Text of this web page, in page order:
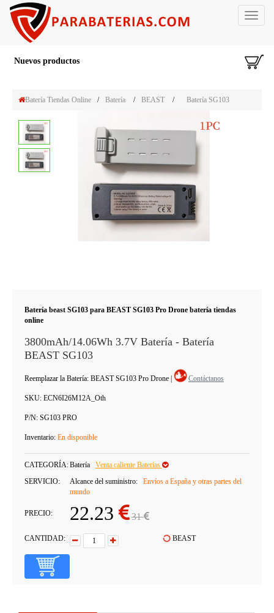
Toggle
Nuevos productos
Batería Tiendas Online / Batería / BEAST / Batería SG103
Batería beast SG103 para BEAST SG103 Pro Drone batería tiendas
online
3800mAh/14.06Wh 3.7V Batería - Batería
BEAST SG103
Reemplazar la Batería: BEAST SG103 Pro Drone Contáctanos
SKU: ECN6I26M12A_Oth
P/N: SG103 PRO
Inventario: En disponible
CATEGORÍA:Batería
Venta caliente Baterías
SERVICIO:
Alcance del suministro:
Envíos a España y otras partes del
mundo
PRECIO: 22.23 31
CANTIDAD: BEAST